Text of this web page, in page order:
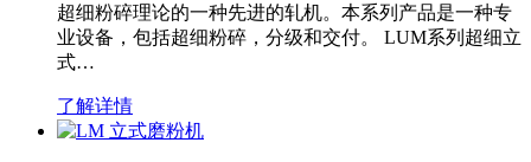
超细粉碎理论的一种先进的轧机。本系列产品是一种专
业设备，包括超细粉碎，分级和交付。 LUM系列超细立
式…
了解详情